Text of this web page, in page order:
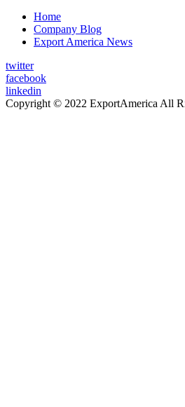
Home
Company Blog
Export America News
twitter
facebook
linkedin
Copyright © 2022 ExportAmerica All